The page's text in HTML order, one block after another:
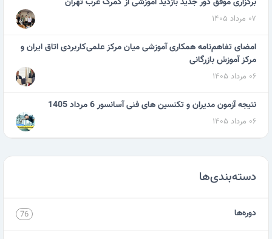
۰۷ مرداد ۱۴۰۵
امضای تفاهم‌نامه همکاری آموزشی میان مرکز علمی‌کاربردی اتاق ایران و
مرکز آموزش بازرگانی
۰۶ مرداد ۱۴۰۵
نتیجه آزمون مدیران و تکنسین های فنی آسانسور 6 مرداد 1405
۰۶ مرداد ۱۴۰۵
دسته‌بندی‌ها
دوره‌ها 76